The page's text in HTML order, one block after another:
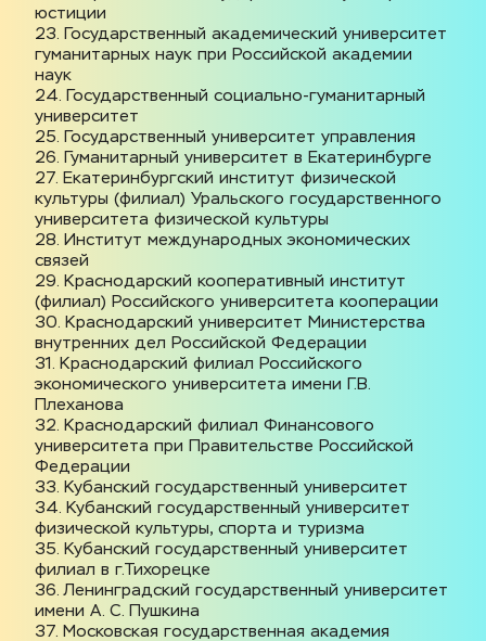
юстиции
23. Государственный академический университет
гуманитарных наук при Российской академии
наук
24. Государственный социально-гуманитарный
университет
25. Государственный университет управления
26. Гуманитарный университет в Екатеринбурге
27. Екатеринбургский институт физической
культуры (филиал) Уральского государственного
университета физической культуры
28. Институт международных экономических
связей
29. Краснодарский кооперативный институт
(филиал) Российского университета кооперации
30. Краснодарский университет Министерства
внутренних дел Российской Федерации
31. Краснодарский филиал Российского
экономического университета имени Г.В.
Плеханова
32. Краснодарский филиал Финансового
университета при Правительстве Российской
Федерации
33. Кубанский государственный университет
34. Кубанский государственный университет
физической культуры, спорта и туризма
35. Кубанский государственный университет
филиал в г.Тихорецке
36. Ленинградский государственный университет
имени А. С. Пушкина
37. Московская государственная академия